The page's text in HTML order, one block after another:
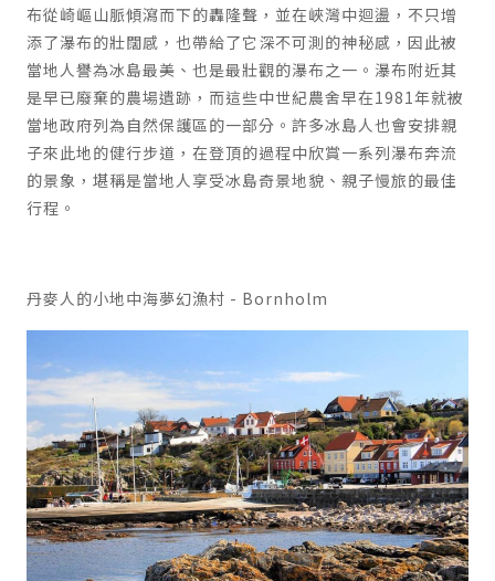
布從崎嶇山脈傾瀉而下的轟隆聲，並在峽灣中迴盪，不只增
添了瀑布的壯闊感，也帶給了它深不可測的神秘感，因此被
當地人譽為冰島最美、也是最壯觀的瀑布之一。瀑布附近其
是早已廢棄的農場遺跡，而這些中世紀農舍早在1981 年就被
當地政府列為自然保護區的一部分。許多冰島人也會安排親
子來此地的健行步道，在登頂的過程中欣賞一系列瀑布奔流
的景象，堪稱是當地人享受冰島奇景地貌、親子慢旅的最佳
行程。
丹麥人的小地中海夢幻漁村 - Bornholm